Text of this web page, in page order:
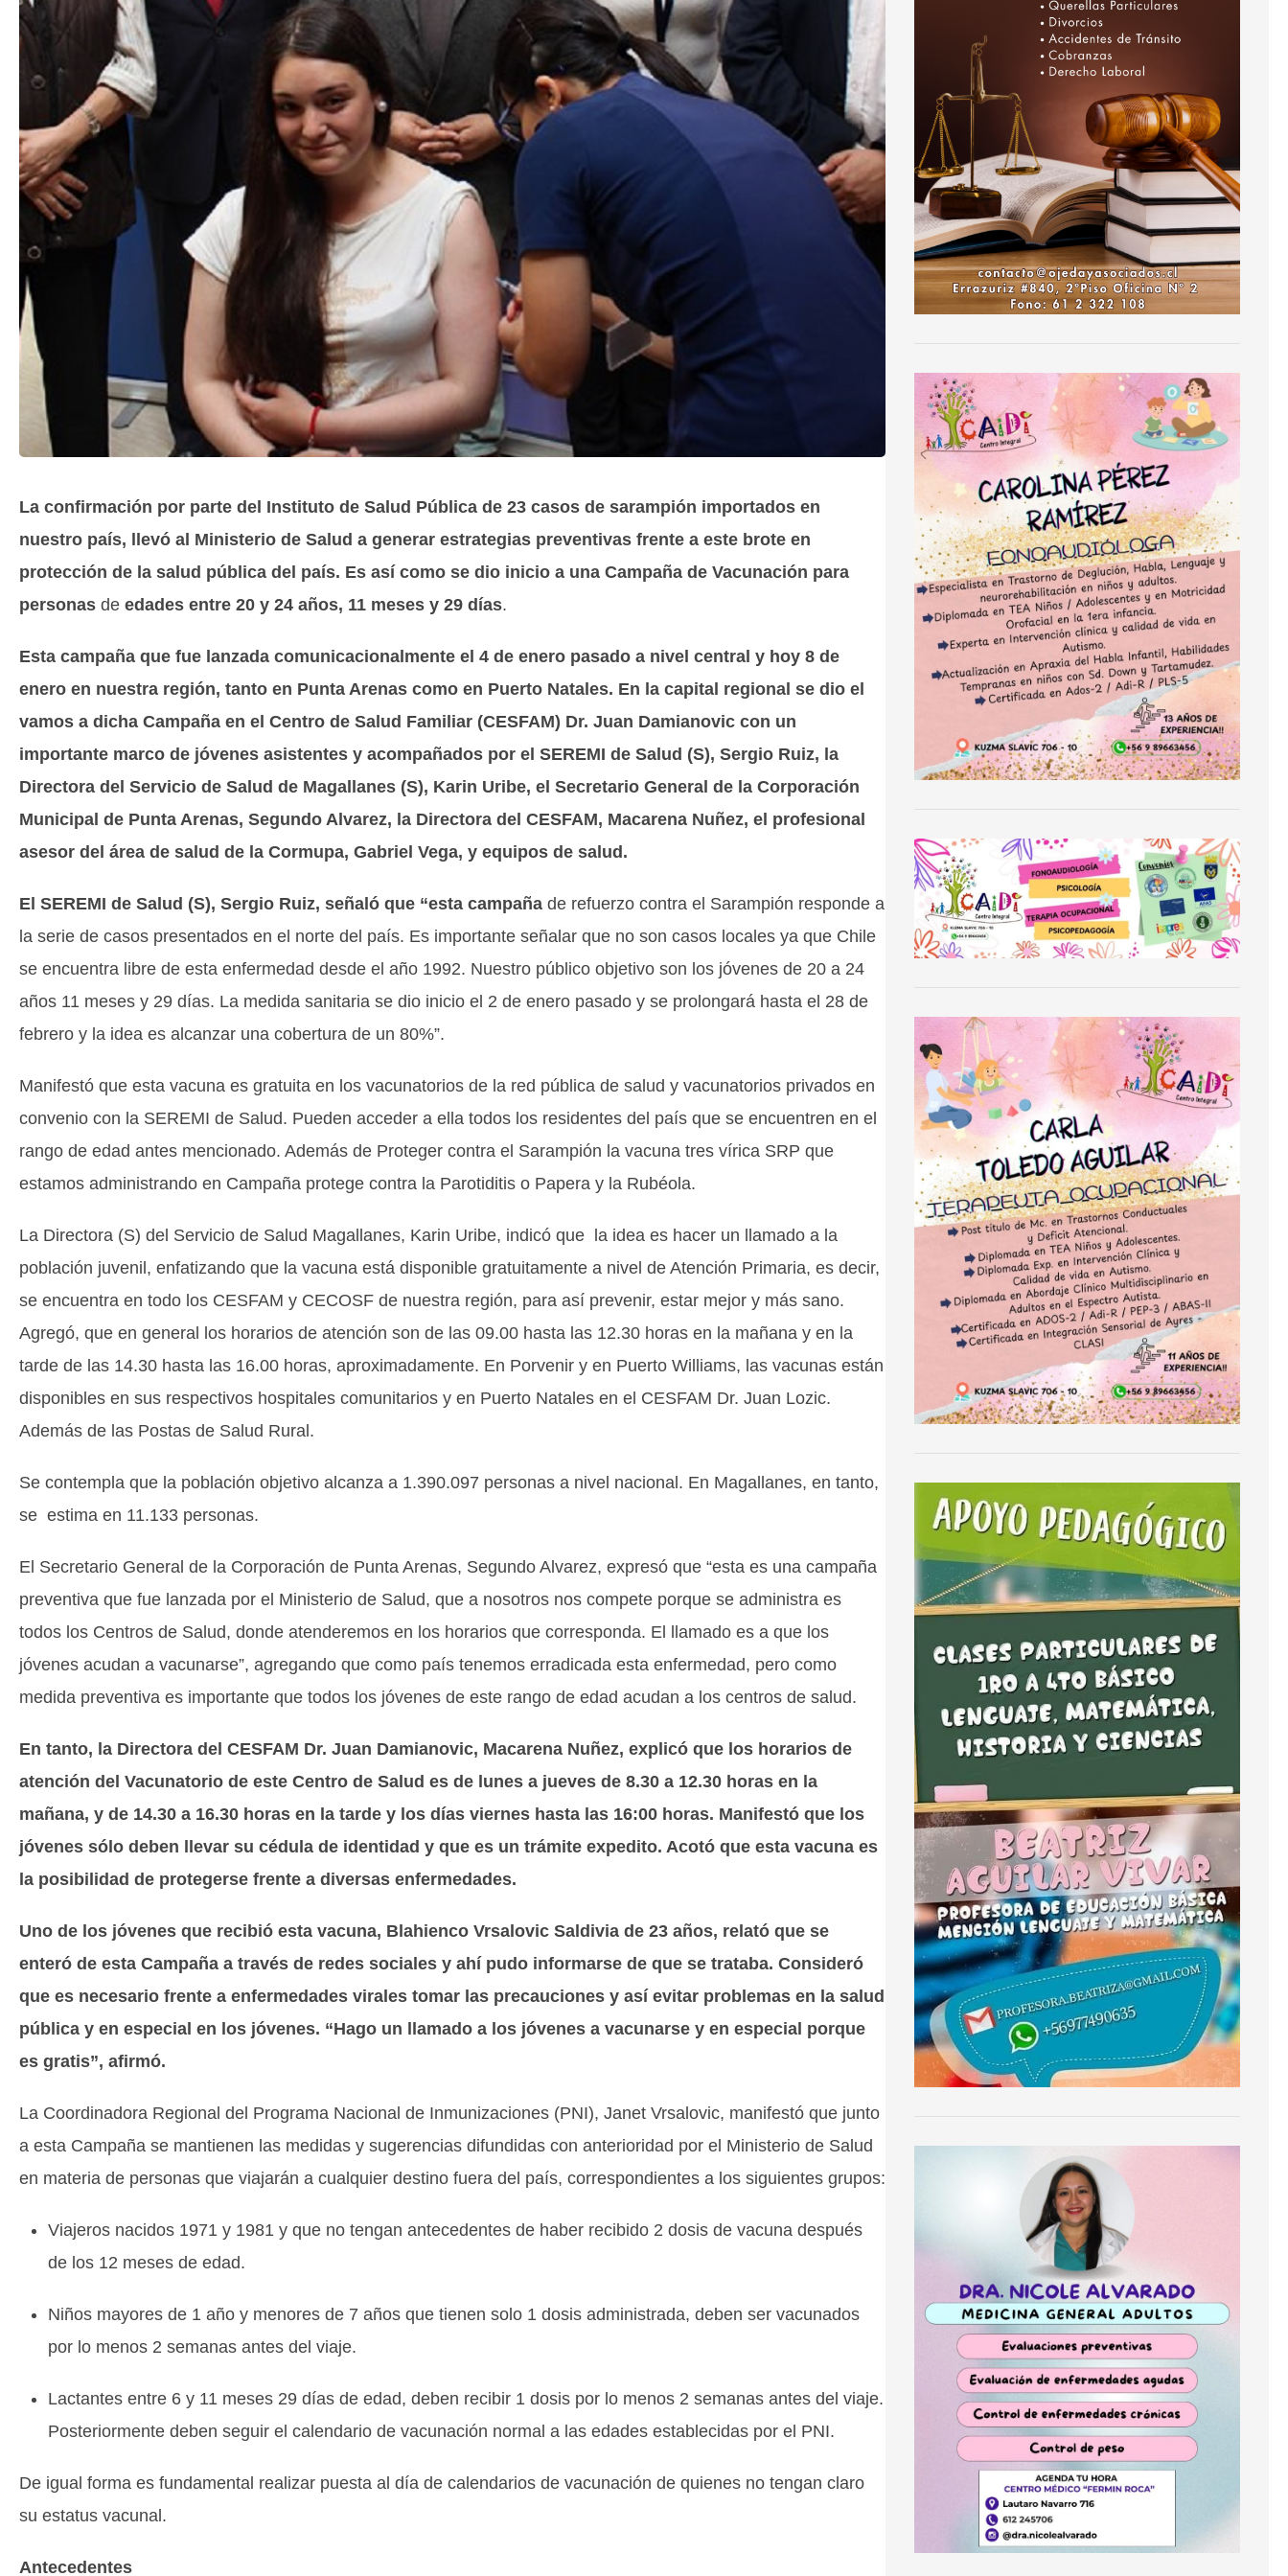
La confirmación por parte del Instituto de Salud Pública de 23 casos de sarampión importados en
nuestro país, llevó al Ministerio de Salud a generar estrategias preventivas frente a este brote en
protección de la salud pública del país. Es así como se dio inicio a una Campaña de Vacunación para
personas de edades entre 20 y 24 años, 11 meses y 29 días.
Esta campaña que fue lanzada comunicacionalmente el 4 de enero pasado a nivel central y hoy 8 de
enero en nuestra región, tanto en Punta Arenas como en Puerto Natales. En la capital regional se dio el
vamos a dicha Campaña en el Centro de Salud Familiar (CESFAM) Dr. Juan Damianovic con un
importante marco de jóvenes asistentes y acompañados por el SEREMI de Salud (S), Sergio Ruiz, la
Directora del Servicio de Salud de Magallanes (S), Karin Uribe, el Secretario General de la Corporación
Municipal de Punta Arenas, Segundo Alvarez, la Directora del CESFAM, Macarena Nuñez, el profesional
asesor del área de salud de la Cormupa, Gabriel Vega, y equipos de salud.
El SEREMI de Salud (S), Sergio Ruiz, señaló que “esta campaña de refuerzo contra el Sarampión responde a
la serie de casos presentados en el norte del país. Es importante señalar que no son casos locales ya que Chile
se encuentra libre de esta enfermedad desde el año 1992. Nuestro público objetivo son los jóvenes de 20 a 24
años 11 meses y 29 días. La medida sanitaria se dio inicio el 2 de enero pasado y se prolongará hasta el 28 de
febrero y la idea es alcanzar una cobertura de un 80%”.
Manifestó que esta vacuna es gratuita en los vacunatorios de la red pública de salud y vacunatorios privados en
convenio con la SEREMI de Salud. Pueden acceder a ella todos los residentes del país que se encuentren en el
rango de edad antes mencionado. Además de Proteger contra el Sarampión la vacuna tres vírica SRP que
estamos administrando en Campaña protege contra la Parotiditis o Papera y la Rubéola.
La Directora (S) del Servicio de Salud Magallanes, Karin Uribe, indicó que la idea es hacer un llamado a la
población juvenil, enfatizando que la vacuna está disponible gratuitamente a nivel de Atención Primaria, es decir,
se encuentra en todo los CESFAM y CECOSF de nuestra región, para así prevenir, estar mejor y más sano.
Agregó, que en general los horarios de atención son de las 09.00 hasta las 12.30 horas en la mañana y en la
tarde de las 14.30 hasta las 16.00 horas, aproximadamente. En Porvenir y en Puerto Williams, las vacunas están
disponibles en sus respectivos hospitales comunitarios y en Puerto Natales en el CESFAM Dr. Juan Lozic.
Además de las Postas de Salud Rural.
Se contempla que la población objetivo alcanza a 1.390.097 personas a nivel nacional. En Magallanes, en tanto,
se estima en 11.133 personas.
El Secretario General de la Corporación de Punta Arenas, Segundo Alvarez, expresó que “esta es una campaña
preventiva que fue lanzada por el Ministerio de Salud, que a nosotros nos compete porque se administra es
todos los Centros de Salud, donde atenderemos en los horarios que corresponda. El llamado es a que los
jóvenes acudan a vacunarse”, agregando que como país tenemos erradicada esta enfermedad, pero como
medida preventiva es importante que todos los jóvenes de este rango de edad acudan a los centros de salud.
En tanto, la Directora del CESFAM Dr. Juan Damianovic, Macarena Nuñez, explicó que los horarios de
atención del Vacunatorio de este Centro de Salud es de lunes a jueves de 8.30 a 12.30 horas en la
mañana, y de 14.30 a 16.30 horas en la tarde y los días viernes hasta las 16:00 horas. Manifestó que los
jóvenes sólo deben llevar su cédula de identidad y que es un trámite expedito. Acotó que esta vacuna es
la posibilidad de protegerse frente a diversas enfermedades.
Uno de los jóvenes que recibió esta vacuna, Blahienco Vrsalovic Saldivia de 23 años, relató que se
enteró de esta Campaña a través de redes sociales y ahí pudo informarse de que se trataba. Consideró
que es necesario frente a enfermedades virales tomar las precauciones y así evitar problemas en la salud
pública y en especial en los jóvenes. “Hago un llamado a los jóvenes a vacunarse y en especial porque
es gratis”, afirmó.
La Coordinadora Regional del Programa Nacional de Inmunizaciones (PNI), Janet Vrsalovic, manifestó que junto
a esta Campaña se mantienen las medidas y sugerencias difundidas con anterioridad por el Ministerio de Salud
en materia de personas que viajarán a cualquier destino fuera del país, correspondientes a los siguientes grupos:
Viajeros nacidos 1971 y 1981 y que no tengan antecedentes de haber recibido 2 dosis de vacuna después
de los 12 meses de edad.
Niños mayores de 1 año y menores de 7 años que tienen solo 1 dosis administrada, deben ser vacunados
por lo menos 2 semanas antes del viaje.
Lactantes entre 6 y 11 meses 29 días de edad, deben recibir 1 dosis por lo menos 2 semanas antes del viaje.
Posteriormente deben seguir el calendario de vacunación normal a las edades establecidas por el PNI.
De igual forma es fundamental realizar puesta al día de calendarios de vacunación de quienes no tengan claro
su estatus vacunal.
Antecedentes